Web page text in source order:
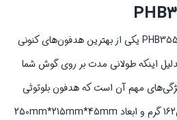
هدفون بلوتوثی پرووان مدل PHB3555 یکی از بهترین هدفون‌های کنونی
اینکه طولانی مدت بر روی گوش شما
مهم آن است که هدفون بلوتوثی
پرووان مدل PHB3555 با وزن162 گرم و ابعاد 250mm*215mm*45mm